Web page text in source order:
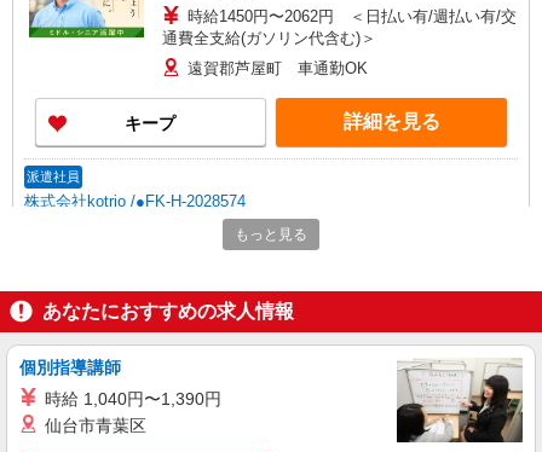
時給1450円〜2062円 ＜日払い有/週払い有/交
通費全支給(ガソリン代含む)＞
遠賀郡芦屋町 車通勤OK
キープ 詳細を見る
派遣社員
株式会社kotrio /●FK-H-2028574
≪水巻町≫日勤のみ＆残業ナシ！お迎えに間に
合うデイサービス
通費全支給(ガソリン代含む)＞
遠賀郡芦屋町 車通勤OK
キープ 詳細を見る
もっと見る
あなたにおすすめの求人情報
個別指導講師
時給 1,040円〜1,390円
仙台市青葉区